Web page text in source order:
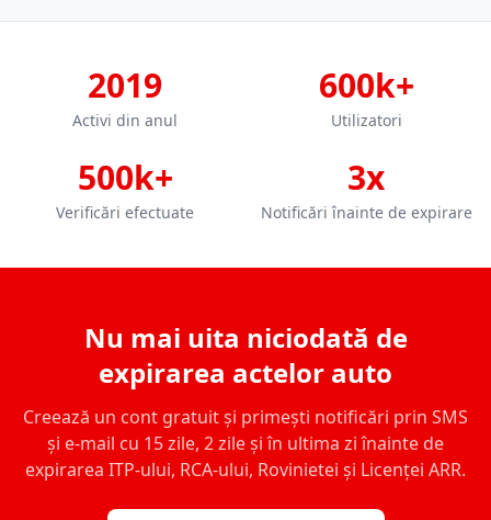
2019
Activi din anul
600k+
Utilizatori
500k+
Verificări efectuate
3x
Notificări înainte de expirare
Nu mai uita niciodată de
expirarea actelor auto
Creează un cont gratuit și primești notificări prin SMS
și e-mail cu 15 zile, 2 zile și în ultima zi înainte de
expirarea ITP-ului, RCA-ului, Rovinietei și Licenței ARR.